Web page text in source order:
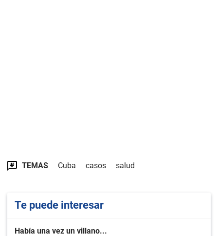
TEMAS Cuba casos salud
Te puede interesar
Había una vez un villano...